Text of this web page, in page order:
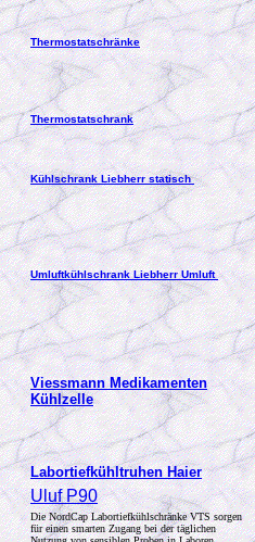
Thermostatschränke
Thermostatschrank
Kühlschrank Liebherr statisch
Umluftkühlschrank Liebherr Umluft
Viessmann Medikamenten
Kühlzelle
Labortiefkühltruhen Haier
Uluf P90
Die NordCap Labortiefkühlschränke VTS sorgen
für einen smarten Zugang bei der täglichen